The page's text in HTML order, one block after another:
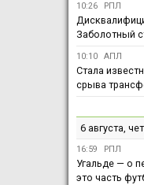
10:26 РПЛ
Заболотный
10:10 АПЛ
Стала
срыва
6 августа,
16:59 РПЛ
Угальде — о
это часть